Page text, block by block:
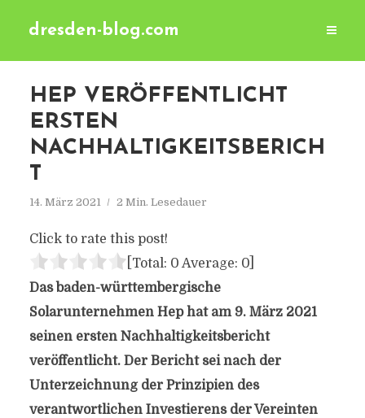
dresden-blog.com
HEP VERÖFFENTLICHT
ERSTEN
NACHHALTIGKEITSBERICH
T
14. März 2021 2 Min. Lesedauer
Click to rate this post!
[Total: 0 Average: 0]
Das baden-württembergische
Solarunternehmen Hep hat am 9. März 2021
seinen ersten Nachhaltigkeitsbericht
veröffentlicht. Der Bericht sei nach der
Unterzeichnung der Prinzipien des
verantwortlichen Investierens der Vereinten